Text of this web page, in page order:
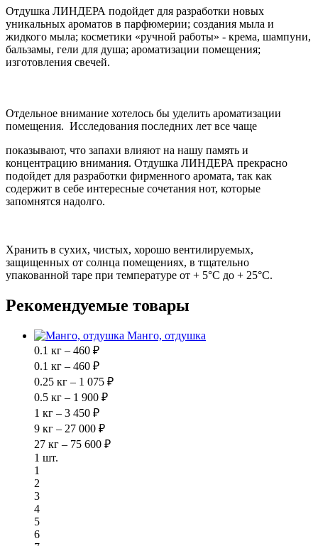
Отдушка ЛИНДЕРА подойдет для разработки новых
уникальных ароматов в парфюмерии; создания мыла и
жидкого мыла; косметики «ручной работы» - крема, шампуни,
бальзамы, гели для душа; ароматизации помещения;
изготовления свечей.
Отдельное внимание хотелось бы уделить ароматизации
помещения. Исследования последних лет все чаще
показывают, что запахи влияют на нашу память и
концентрацию внимания. Отдушка ЛИНДЕРА прекрасно
подойдет для разработки фирменного аромата, так как
содержит в себе интересные сочетания нот, которые
запомнятся надолго.
Хранить в сухих, чистых, хорошо вентилируемых,
защищенных от солнца помещениях, в тщательно
упакованной таре при температуре от + 5°С до + 25°C.
Рекомендуемые товары
Манго, отдушка
0.1 кг – 460 ₽
0.1 кг – 460 ₽
0.25 кг – 1 075 ₽
0.5 кг – 1 900 ₽
1 кг – 3 450 ₽
9 кг – 27 000 ₽
27 кг – 75 600 ₽
1 шт.
1
2
3
4
5
6